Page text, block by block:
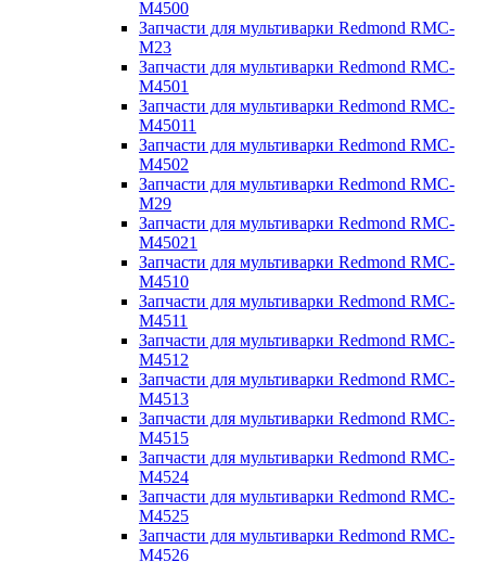
M4500
Запчасти для мультиварки Redmond RMC-
M23
Запчасти для мультиварки Redmond RMC-
M4501
Запчасти для мультиварки Redmond RMC-
M45011
Запчасти для мультиварки Redmond RMC-
M4502
Запчасти для мультиварки Redmond RMC-
M29
Запчасти для мультиварки Redmond RMC-
M45021
Запчасти для мультиварки Redmond RMC-
M4510
Запчасти для мультиварки Redmond RMC-
M4511
Запчасти для мультиварки Redmond RMC-
M4512
Запчасти для мультиварки Redmond RMC-
M4513
Запчасти для мультиварки Redmond RMC-
M4515
Запчасти для мультиварки Redmond RMC-
M4524
Запчасти для мультиварки Redmond RMC-
M4525
Запчасти для мультиварки Redmond RMC-
M4526